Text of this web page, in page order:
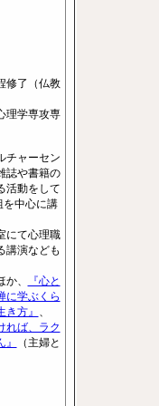
修了（仏教
理学専攻専
チャーセン
誌や書籍の
活動をして
を中心に講
にて心理職
講演なども
、
『心と
に学ぶくら
方』 、
れば、ラク
（主婦と